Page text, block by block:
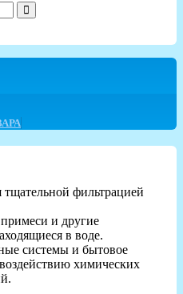
фильтрацией
и другие
в воде.
системы и бытовое
химических